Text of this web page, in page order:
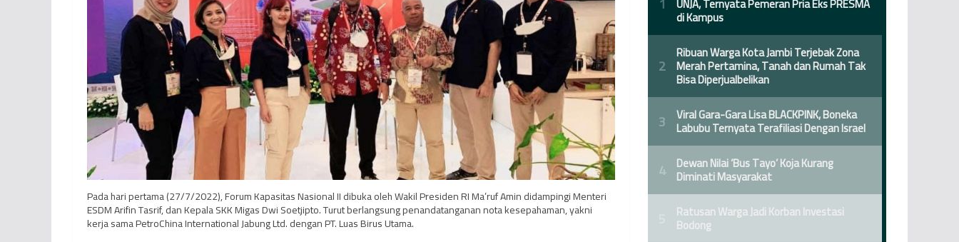
Pada hari pertama (27/7/2022), Forum Kapasitas Nasional II dibuka oleh Wakil Presiden RI Ma’ruf Amin didampingi Menteri
ESDM Arifin Tasrif, dan Kepala SKK Migas Dwi Soetjipto. Turut berlangsung penandatanganan nota kesepahaman, yakni
kerja sama PetroChina International Jabung Ltd. dengan PT. Luas Birus Utama.